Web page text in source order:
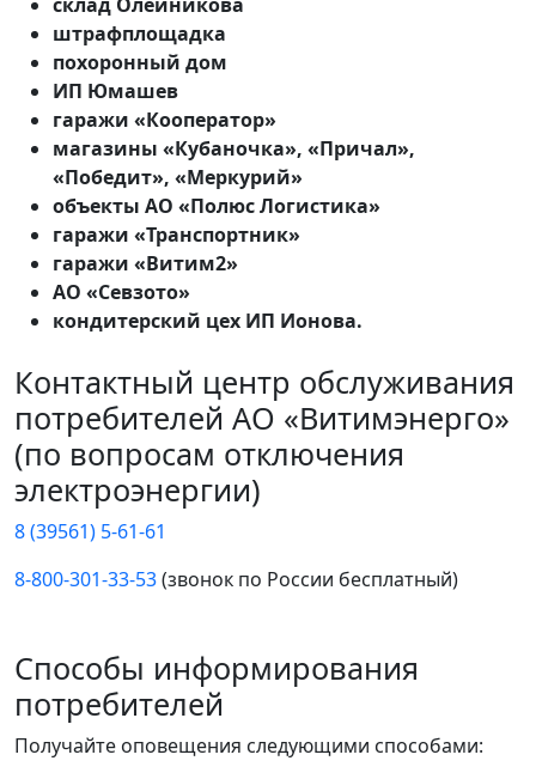
штрафплощадка
похоронный дом
ИП Юмашев
гаражи «Кооператор»
магазины «Кубаночка», «Причал»,
«Победит», «Меркурий»
объекты АО «Полюс Логистика»
гаражи «Транспортник»
гаражи «Витим2»
АО «Севзото»
кондитерский цех ИП Ионова.
Контактный центр обслуживания
потребителей АО «Витимэнерго»
(по вопросам отключения
электроэнергии)
8 (39561) 5-61-61
8-800-301-33-53(звонок по России бесплатный)
Способы информирования
потребителей
Получайте оповещения следующими способами: